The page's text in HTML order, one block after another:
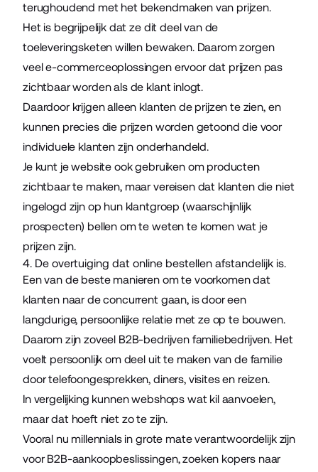
terughoudend met het bekendmaken van prijzen.
Het is begrijpelijk dat ze dit deel van de
toeleveringsketen willen bewaken. Daarom zorgen
veel e-commerceoplossingen ervoor dat prijzen pas
zichtbaar worden als de klant inlogt.
Daardoor krijgen alleen klanten de prijzen te zien, en
kunnen precies die prijzen worden getoond die voor
individuele klanten zijn onderhandeld.
Je kunt je website ook gebruiken om producten
zichtbaar te maken, maar vereisen dat klanten die niet
ingelogd zijn op hun klantgroep (waarschijnlijk
prospecten) bellen om te weten te komen wat je
prijzen zijn.
4. De overtuiging dat online bestellen afstandelijk is.
Een van de beste manieren om te voorkomen dat
klanten naar de concurrent gaan, is door een
langdurige, persoonlijke relatie met ze op te bouwen.
Daarom zijn zoveel B2B-bedrijven familiebedrijven. Het
voelt persoonlijk om deel uit te maken van de familie
door telefoongesprekken, diners, visites en reizen.
In vergelijking kunnen webshops wat kil aanvoelen,
maar dat hoeft niet zo te zijn.
Vooral nu millennials in grote mate verantwoordelijk zijn
voor B2B-aankoopbeslissingen, zoeken kopers naar